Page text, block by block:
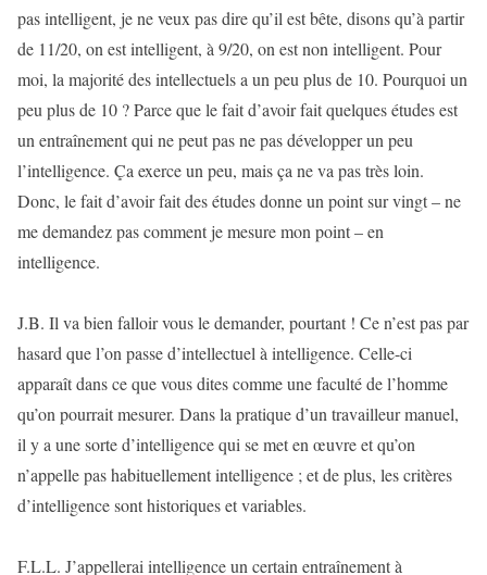
pas intelligent, je ne veux pas dire qu’il est bête, disons qu’à partir
de 11/20, on est intelligent, à 9/20, on est non intelligent. Pour
moi, la majorité des intellectuels a un peu plus de 10. Pourquoi un
peu plus de 10 ? Parce que le fait d’avoir fait quelques études est
un entraînement qui ne peut pas ne pas développer un peu
l’intelligence. Ça exerce un peu, mais ça ne va pas très loin.
Donc, le fait d’avoir fait des études donne un point sur vingt – ne
me demandez pas comment je mesure mon point – en
intelligence.
J.B. Il va bien falloir vous le demander, pourtant ! Ce n’est pas par
hasard que l’on passe d’intellectuel à intelligence. Celle-ci
apparaît dans ce que vous dites comme une faculté de l’homme
qu’on pourrait mesurer. Dans la pratique d’un travailleur manuel,
il y a une sorte d’intelligence qui se met en œuvre et qu’on
n’appelle pas habituellement intelligence ; et de plus, les critères
d’intelligence sont historiques et variables.
F.L.L. J’appellerai intelligence un certain entraînement à